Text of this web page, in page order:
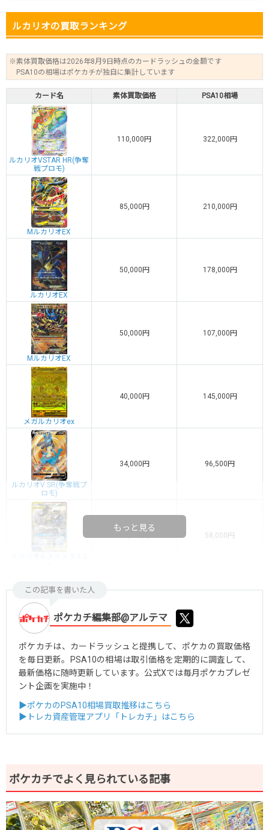
ルカリオの買取ランキング
※素体買取価格は2026年8月9日時点のカードラッシュの金額です
PSA10の相場はポケカチが独自に集計しています
カード名 素体買取価格 PSA10相場
ルカリオVSTAR HR(争奪
戦プロモ)
110,000円 322,000円
MルカリオEX
85,000円 210,000円
ルカリオEX
50,000円 178,000円
MルカリオEX
50,000円 107,000円
メガルカリオex
40,000円 145,000円
ルカリオV SR(争奪戦プ
ロモ)
34,000円 96,500円
58,000円
もっと見る
この記事を書いた人
ポケカチ編集部@アルテマ
ポケカチは、カードラッシュと提携して、ポケカの買取価格
を毎日更新。PSA10の相場は取引価格を定期的に調査して、
最新価格に随時更新しています。公式Xでは毎月ポケカプレゼ
ント企画を実施中！
▶ポケカのPSA10相場買取推移はこちら
▶トレカ資産管理アプリ「トレカチ」はこちら
ポケカチでよく見られている記事